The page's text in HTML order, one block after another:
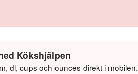
Kökshjälpen
dl, cups och ounces direkt i mobilen.